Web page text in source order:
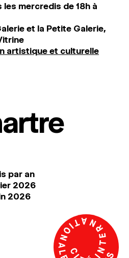
mercredis de 18h à
et la Petite Galerie,
artistique et culturelle
par an
2026
2026